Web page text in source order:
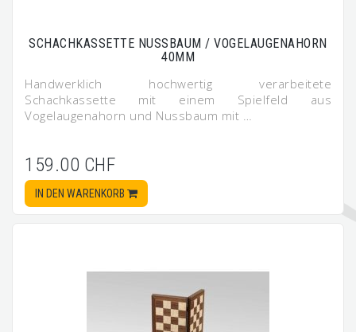
SCHACHKASSETTE NUSSBAUM / VOGELAUGENAHORN
40MM
Handwerklich hochwertig verarbeitete
Schachkassette mit einem Spielfeld aus
Vogelaugenahorn und Nussbaum mit …
159.00 CHF
IN DEN WARENKORB